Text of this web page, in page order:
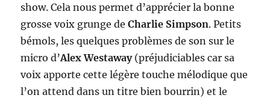
show. Cela nous permet d’apprécier la bonne
grosse voix grunge deCharlie Simpson. Petits
bémols, les quelques problèmes de son sur le
micro d’Alex Westaway (préjudiciables car sa
voix apporte cette légère touche mélodique que
l’on attend dans un titre bien bourrin) et le